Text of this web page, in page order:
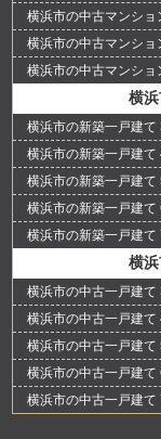
横浜市の中古マンショ
横浜市の中古マンショ
横浜市の中古マンショ
横
横浜市の新築一戸建て
横浜市の新築一戸建て
横浜市の新築一戸建て
横浜市の新築一戸建て
横浜市の新築一戸建て
横
横浜市の中古一戸建て
横浜市の中古一戸建て
横浜市の中古一戸建て
横浜市の中古一戸建て
横浜市の中古一戸建て